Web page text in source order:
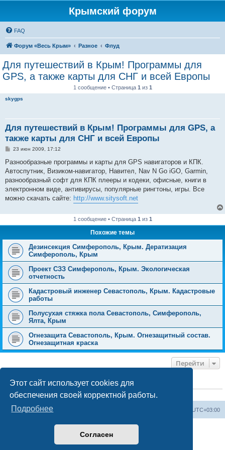
Этот сайт использует cookies для
обеспечения своей корректной работы.
Подробнее
Согласен
Крымский форум
FAQ
Форум «Весь Крым» Разное Флуд
Для путешествий в Крым! Программы для
GPS, а также карты для СНГ и всей Европы
1 сообщение • Страница 1 из 1
skygps
Для путешествий в Крым! Программы для GPS, а
также карты для СНГ и всей Европы
С
о
щ
е
и
е
23 июн 2009, 17:12
Разнообразные программы и карты для GPS навигаторов и КПК.
Автоспутник, Визиком-навигатор, Навител, Nav N Go iGO, Garmin,
разнообразный софт для КПК плееры и кодеки, офисные, книги в
электронном виде, антивирусы, популярные рингтоны, игры. Все
можно скачать сайте: http://www.sitysoft.net
1 сообщение • Страница 1 из 1
Похожие темы
Дезинсекция Симферополь, Крым. Дератизация
Симферополь, Крым
Проект СЗЗ Симферополь, Крым. Экологическая
отчетность
Кадастровый инженер Севастополь, Крым. Кадастровые
работы
Полусухая стяжка пола Севастополь, Симферополь,
Ялта, Крым
Огнезащита Севастополь, Крым. Огнезащитный состав.
Огнезащитная краска
Перейти
КТО СЕЙЧАС НА КОНФЕРЕНЦИИ
Сейчас этот форум просматривают:ClaudeBot [ИИ бот]и 0 гостей
Форум «Весь Крым» UTC+03:00
Создано на основе phpBB® Forum Software © phpBB Limited
Конфиденциальность